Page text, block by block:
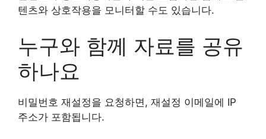
텐츠와 상호작용을 모니터할 수도 있습니다.
누구와 함께 자료를 공유
하나요
비밀번호 재설정을 요청하면, 재설정 이메일에 IP
주소가 포함됩니다.